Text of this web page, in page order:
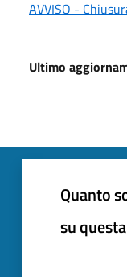
AVVISO -
Ultimo
Quanto
su